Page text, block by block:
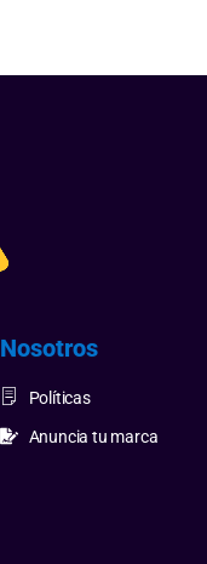
Nosotros
Políticas
Anuncia tu marca